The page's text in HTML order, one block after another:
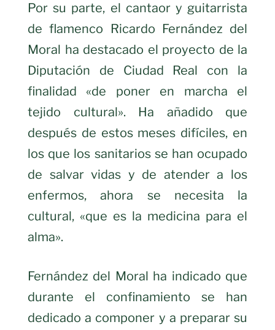
Por su parte, el cantaor y guitarrista
de flamenco Ricardo Fernández del
Moral ha destacado el proyecto de la
Diputación de Ciudad Real con la
finalidad «de poner en marcha el
tejido cultural». Ha añadido que
después de estos meses difíciles, en
los que los sanitarios se han ocupado
de salvar vidas y de atender a los
enfermos, ahora se necesita la
cultural, «que es la medicina para el
alma».
Fernández del Moral ha indicado que
durante el confinamiento se han
dedicado a componer y a preparar su